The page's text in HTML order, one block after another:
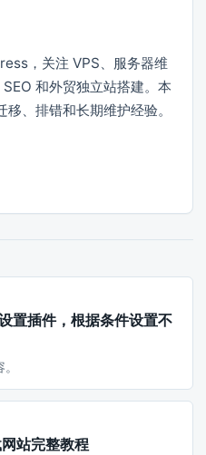
，关注 VPS、服务器维
和外贸独立站搭建。本
、排错和长期维护经验。
置插件，根据条件设置不
站完整教程